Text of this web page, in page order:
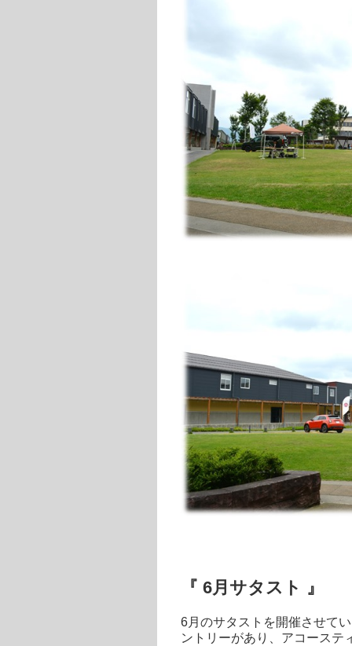
『 6月サタスト 』
6月のサタストを開催させて
ントリーがあり、アコーステ